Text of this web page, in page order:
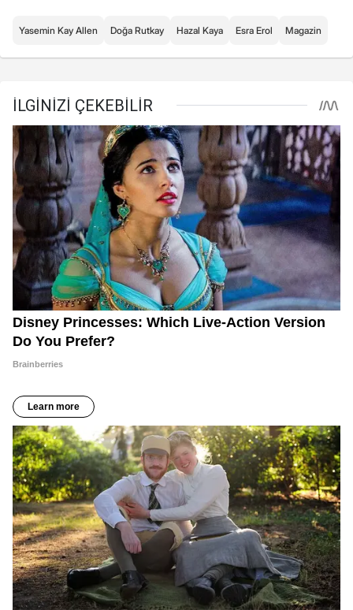
Yasemin Kay Allen Doğa Rutkay Hazal Kaya Esra Erol Magazin